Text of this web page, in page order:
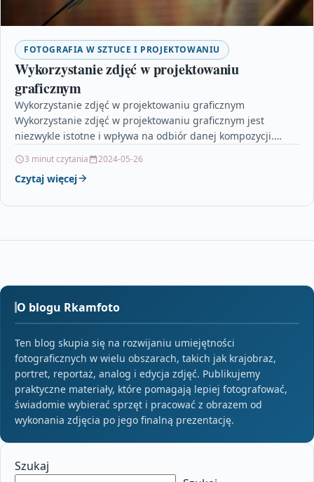
FOTOGRAFIA W SZTUCE I PROJEKTOWANIU
Wykorzystanie zdjęć w projektowaniu
graficznym
Wykorzystanie zdjęć w projektowaniu graficznym
Wykorzystanie zdjęć w projektowaniu graficznym jest
niezwykle istotne i wpływa na odbiór danej kompozycji.
3 minut czytania 2024-05-26
Czytaj więcej
O blogu Rkamfoto
Ten blog skupia się na rozwijaniu umiejętności
fotograficznych w wielu obszarach, takich jak krajobraz,
portret, reportaż, analog i edycja zdjęć. Publikujemy
praktyczne materiały, które pomagają lepiej fotografować,
świadomie wybierać sprzęt i pracować z obrazem od
wykonania zdjęcia po jego finalną prezentację.
Szukaj